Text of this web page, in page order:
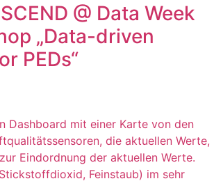
@ Data Week
„Data-driven
PEDs“